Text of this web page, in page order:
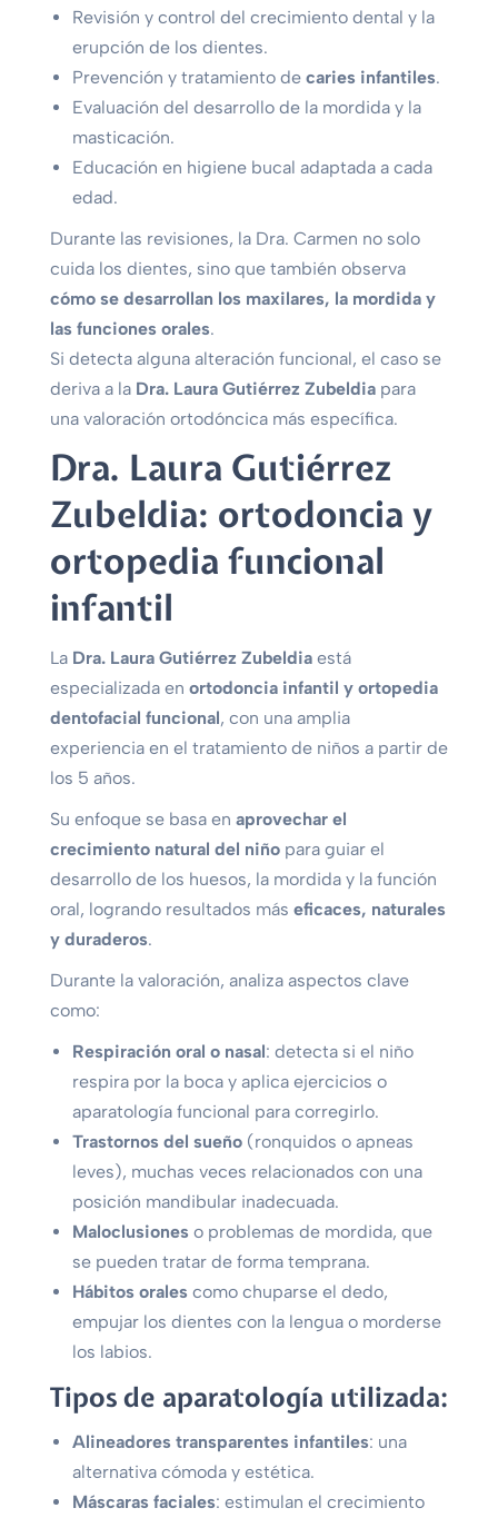
Revisión y control del crecimiento dental y la
erupción de los dientes.
Prevención y tratamiento de caries infantiles.
Evaluación del desarrollo de la mordida y la
masticación.
Educación en higiene bucal adaptada a cada
edad.
Durante las revisiones, la Dra. Carmen no solo
cuida los dientes, sino que también observa
cómo se desarrollan los maxilares, la mordida y
las funciones orales.
Si detecta alguna alteración funcional, el caso se
deriva a la Dra. Laura Gutiérrez Zubeldiapara
una valoración ortodóncica más específica.
Dra. Laura Gutiérrez
Zubeldia: ortodoncia y
ortopedia funcional
infantil
La Dra. Laura Gutiérrez Zubeldiaestá
especializada en ortodoncia infantil y ortopedia
dentofacial funcional, con una amplia
experiencia en el tratamiento de niños a partir de
los 5 años.
Su enfoque se basa en aprovechar el
crecimiento natural del niñopara guiar el
desarrollo de los huesos, la mordida y la función
oral, logrando resultados más eficaces, naturales
y duraderos.
Durante la valoración, analiza aspectos clave
como:
Respiración oral o nasal: detecta si el niño
respira por la boca y aplica ejercicios o
aparatología funcional para corregirlo.
Trastornos del sueño(ronquidos o apneas
leves), muchas veces relacionados con una
posición mandibular inadecuada.
Maloclusioneso problemas de mordida, que
se pueden tratar de forma temprana.
Hábitos oralescomo chuparse el dedo,
empujar los dientes con la lengua o morderse
los labios.
Tipos de aparatología utilizada:
Alineadores transparentes infantiles: una
alternativa cómoda y estética.
Máscaras faciales: estimulan el crecimiento